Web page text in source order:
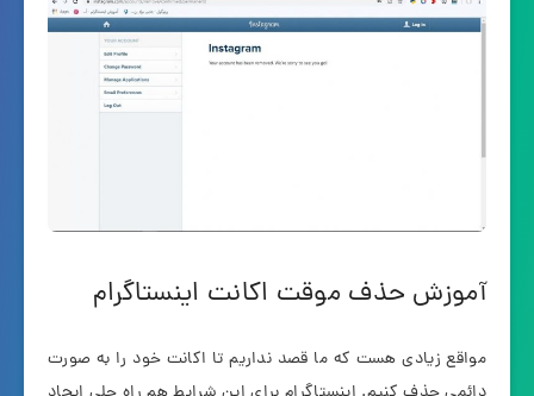
آموزش حذف موقت اکانت اینستاگرام
مواقع زیادی هست که ما قصد نداریم تا اکانت خود را به صورت